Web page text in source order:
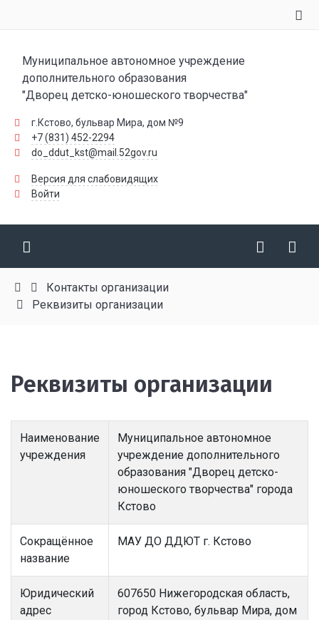
Муниципальное автономное учреждение
дополнительного образования
"Дворец детско-юношеского творчества"
г.Кстово, бульвар Мира, дом №9
+7 (831) 452-2294
do_ddut_kst@mail.52gov.ru
Версия для слабовидящих
Войти
Контакты организации
Реквизиты организации
Реквизиты организации
Наименование
учреждения
Муниципальное автономное
учреждение дополнительного
образования "Дворец детско-
юношеского творчества" города
Кстово
Сокращённое
название
МАУ ДО ДДЮТ г. Кстово
Юридический
адрес
607650 Нижегородская область,
город Кстово, бульвар Мира, дом